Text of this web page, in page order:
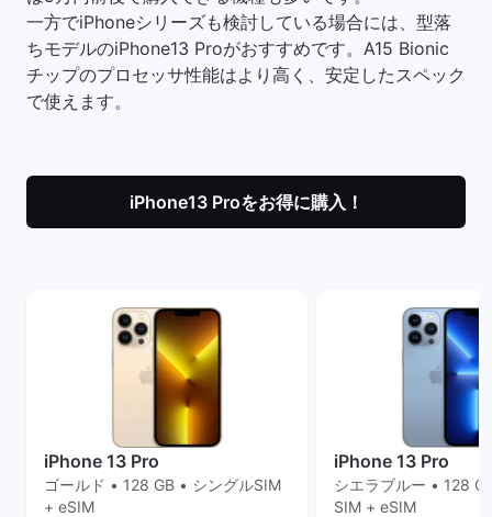
一方でiPhoneシリーズも検討している場合には、型落
ちモデルのiPhone13 Proがおすすめです。A15 Bionic
チップのプロセッサ性能はより高く、安定したスペック
で使えます。
iPhone13 Proをお得に購入！
iPhone 13 Pro
ゴールド • 128 GB • シングルSIM
+ eSIM
iPhone 13 Pro
シエラブルー • 128
SIM + eSIM